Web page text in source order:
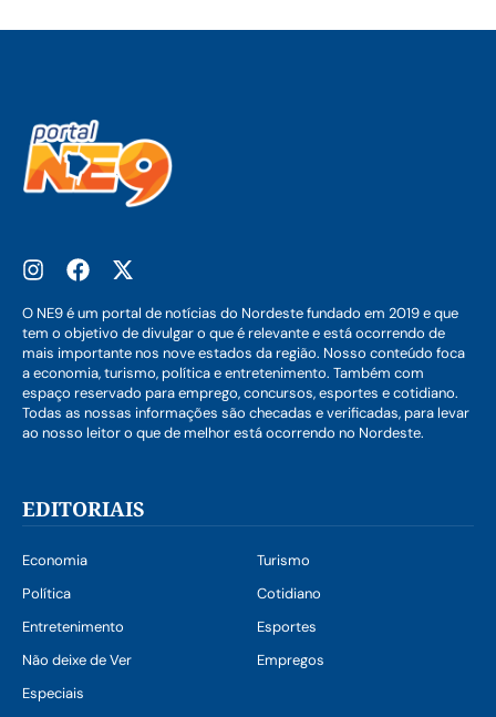
O NE9 é um portal de notícias do Nordeste fundado em 2019 e que
tem o objetivo de divulgar o que é relevante e está ocorrendo de
mais importante nos nove estados da região. Nosso conteúdo foca
a economia, turismo, política e entretenimento. Também com
espaço reservado para emprego, concursos, esportes e cotidiano.
Todas as nossas informações são checadas e verificadas, para levar
ao nosso leitor o que de melhor está ocorrendo no Nordeste.
EDITORIAIS
Economia
Turismo
Política
Cotidiano
Entretenimento
Esportes
Não deixe de Ver
Empregos
Especiais